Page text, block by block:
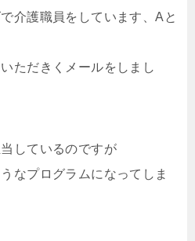
介護職員をしています、Aと
ただきくメールをしまし
しているのですが
なプログラムになってしま